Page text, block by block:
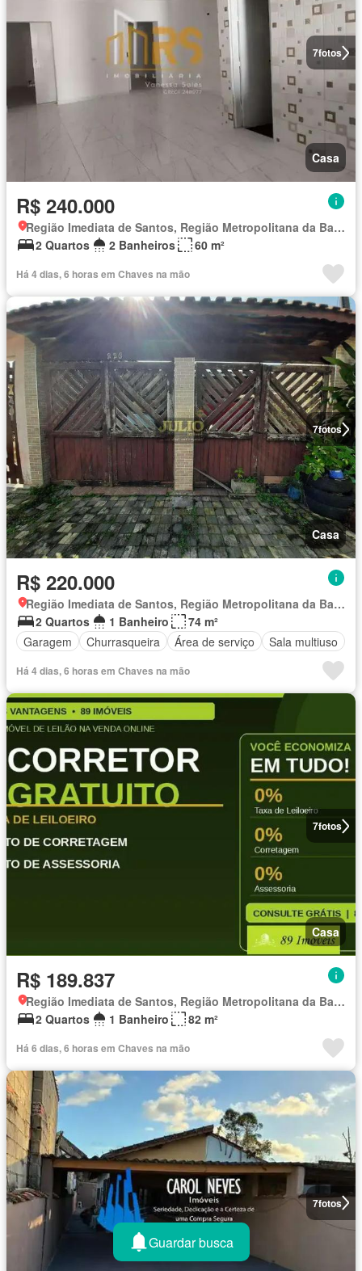
7fotos
Casa
R$ 240.000
Região Imediata de Santos, Região Metropolitana da Baixada Santista
2 Quartos
2 Banheiros 60 m²
Há 4 dias, 6 horas em Chaves na mão
7fotos
Casa
R$ 220.000
Região Imediata de Santos, Região Metropolitana da Baixada Santista
2 Quartos
1 Banheiro
74 m²
Garagem
Churrasqueira Área de serviço Sala multiuso
Há 4 dias, 6 horas em Chaves na mão
7fotos
Casa
R$ 189.837
Região Imediata de Santos, Região Metropolitana da Baixada Santista
2 Quartos
1 Banheiro 82 m²
Há 6 dias, 6 horas em Chaves na mão
7fotos
Guardar busca